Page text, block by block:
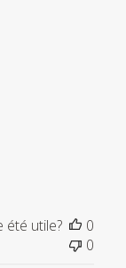
été utile?
0
0